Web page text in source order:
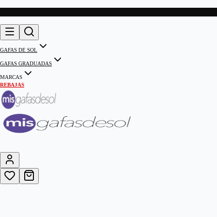
GAFAS DE SOL
GAFAS GRADUADAS
MARCAS
REBAJAS